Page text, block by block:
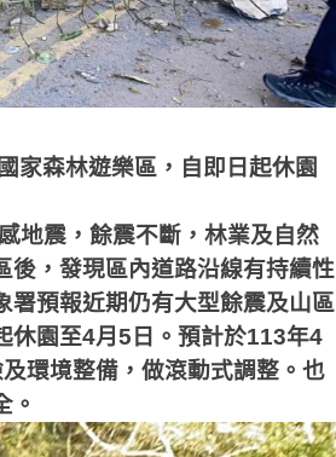
家森林遊樂區，自即日起休園
地震，餘震不斷，林業及自然
後，發現區內道路沿線有持續性
署預報近期仍有大型餘震及山區
休園至4月 5 日。預計於113年4
環境整備，做滾動式調整。也
。